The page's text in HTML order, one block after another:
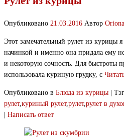
Опубликовано 21.03.2016 Автор Oriona
Этот замечательный рулет из курицы
начинкой и именно она придала ему
и некоторую сочность. Для быстроты
использовала куриную грудку, с
Опубликовано в Блюда из курицы |
рулет, куриный рулет, рулет, рулет в
| Написать ответ